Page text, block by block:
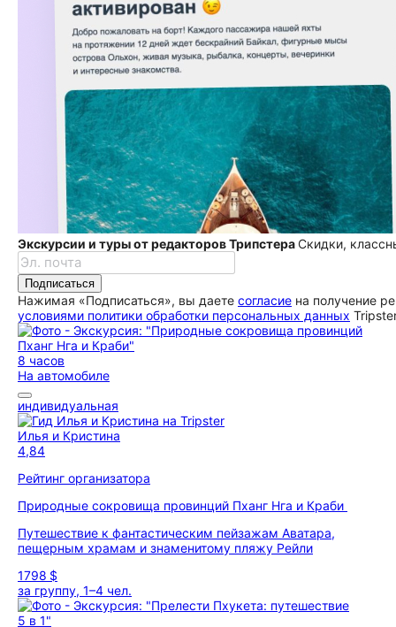
Экскурсии и туры от редакторов ТрипстераСкидки,
Подписаться
Нажимая «Подписаться», вы даете согласие на получение
условиями политики обработки персональных данных
8 часов
На автомобиле
индивидуальная
Илья и Кристина
4,84
Рейтинг организатора
Природные сокровища провинций Пханг Нга и Краби
Путешествие к фантастическим пейзажам Аватара,
пещерным храмам и знаменитому пляжу Рейли
1798 $
за группу, 1–4 чел.